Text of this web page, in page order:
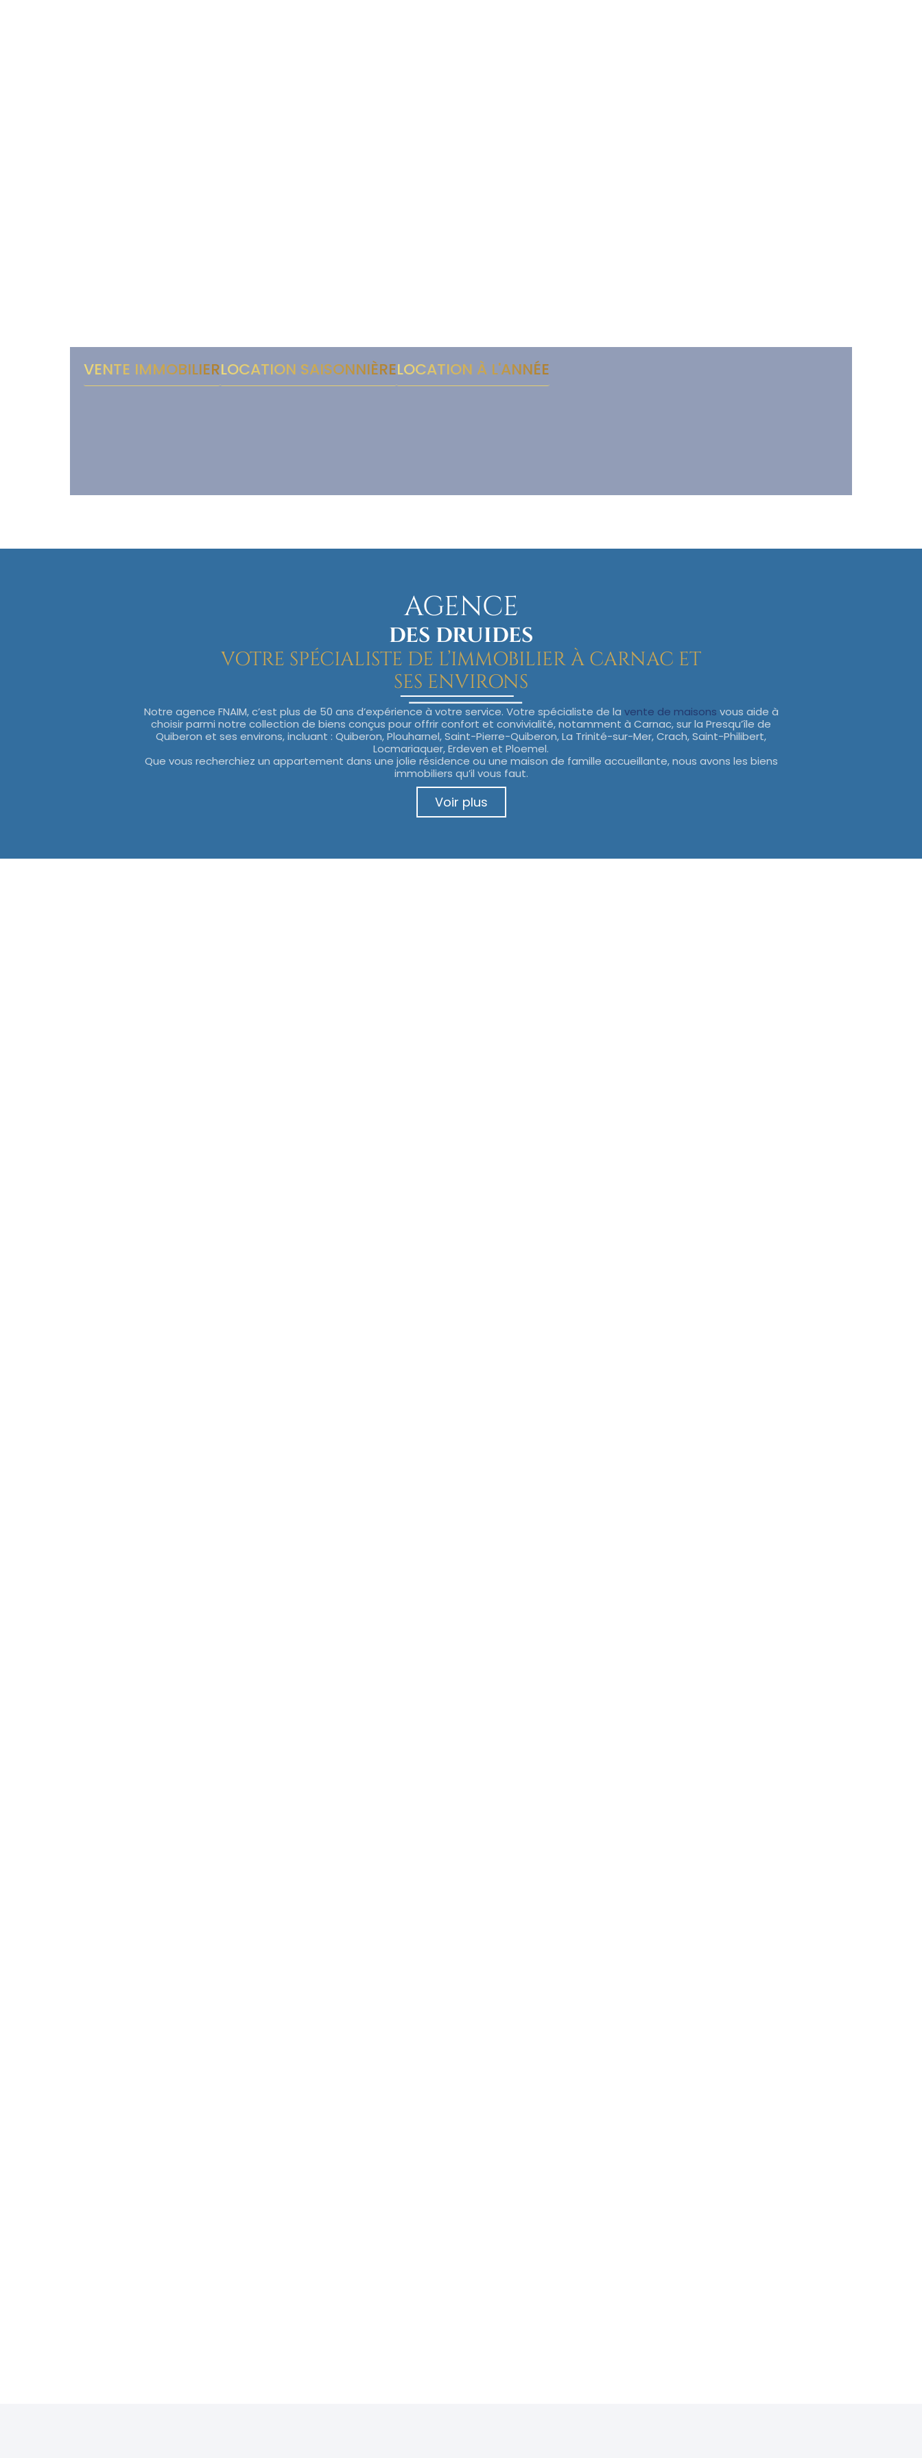
VENTE IMMOBILIERLOCATION SAISONNIÈRELOCATION À L'ANNÉE
AGENCE
DES DRUIDES
VOTRE SPÉCIALISTE DE L’IMMOBILIER À CARNAC ET
SES ENVIRONS
Notre agence FNAIM, c’est plus de 50 ans d’expérience à votre service. Votre spécialiste de la vente de maisons vous aide à
choisir parmi notre collection de biens conçus pour offrir confort et convivialité, notamment à Carnac, sur la Presqu’île de
Quiberon et ses environs, incluant : Quiberon, Plouharnel, Saint-Pierre-Quiberon, La Trinité-sur-Mer, Crach, Saint-Philibert,
Locmariaquer, Erdeven et Ploemel.
Que vous recherchiez un appartement dans une jolie résidence ou une maison de famille accueillante, nous avons les biens
immobiliers qu’il vous faut.
Voir plus